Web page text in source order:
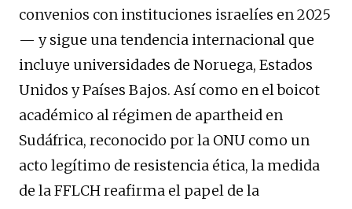
convenios con instituciones israelíes en 2025
— y sigue una tendencia internacional que
incluye universidades de Noruega, Estados
Unidos y Países Bajos. Así como en el boicot
académico al régimen de apartheid en
Sudáfrica, reconocido por la ONU como un
acto legítimo de resistencia ética, la medida
de la FFLCH reafirma el papel de la